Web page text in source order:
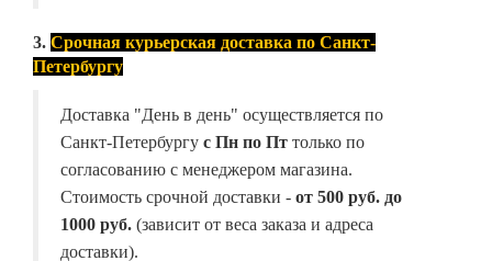
3. Срочная курьерская доставка по Санкт-
Петербургу
Доставка "День в день" осуществляется по
Санкт-Петербургу с Пн по Пт только по
согласованию с менеджером магазина.
Стоимость срочной доставки - от 500 руб. до
1000 руб. (зависит от веса заказа и адреса
доставки).